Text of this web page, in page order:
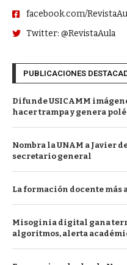
facebook.com/
Twitter: @RevistaAula
PUBLICACIONES
Difunde USICAMM
hacer trampa y genera
Nombra la UNAM a Javier
secretario general
La formación docente más
Misoginia digital gana
algoritmos, alerta